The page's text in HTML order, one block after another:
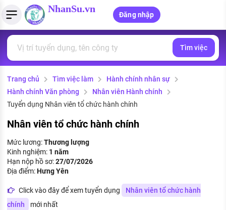
NhanSu.vn
Đăng nhập
Tìm việc làm
Việc làm ngành luật
Việc làm lương cao
Việc làm tốt nhất
CÔNG TY
Danh sách nhà tuyển dụng
Nhà tuyển dụng hàng đầu
Quản lý CV
Tải CV lên
Tạo CV trực tuyến
Mẫu CV đơn giản
Tính lương Gross - Net
Tính thuế thu nhập cá nhân
Tính trợ cấp thất nghiệp
PHÁP LUẬT VIỆT NAM
Văn bản pháp luật
Chính sách mới
PHÁP LUẬT LAO ĐỘNG
Lao động và tiền lương
Bảo hiểm và phúc lợi
Thuế thu nhập
Hồ sơ biểu mẫu
Tìm việc
Trang chủ Tìm việc làm
Hành chính nhân sự
Hành chính Văn phòng
Nhân viên Hành chính
Tuyển dụng Nhân viên tổ chức hành chính
Nhân viên tổ chức hành chính
Mức lương:Thương lượng
Kinh nghiệm: 1 năm
Hạn nộp hồ sơ:27/07/2026
Địa điểm:Hưng Yên
Click vào đây để xem tuyển dụng
Nhân viên tổ chức hành
chính
mới nhất